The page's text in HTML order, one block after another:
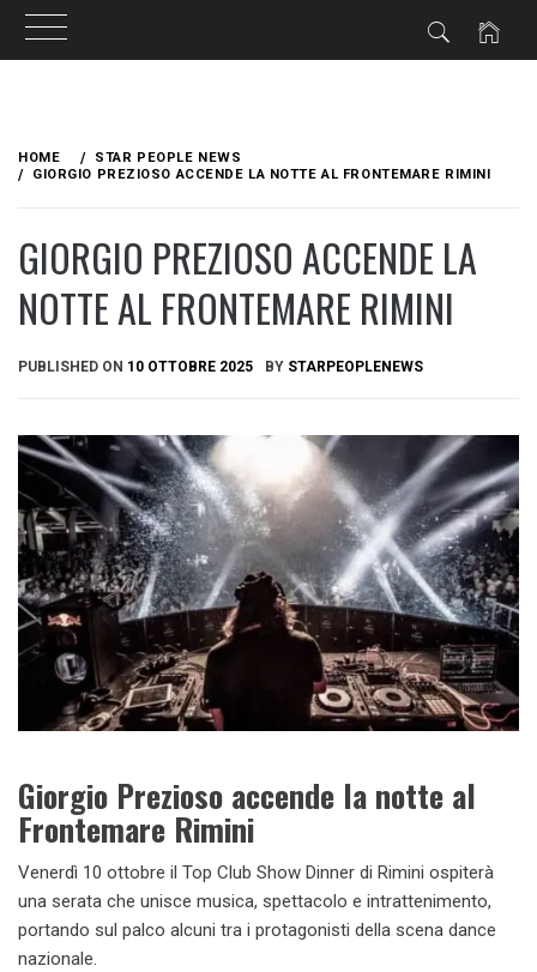
content
HOME
STAR PEOPLE NEWS
GIORGIO PREZIOSO ACCENDE LA NOTTE AL FRONTEMARE RIMINI
GIORGIO PREZIOSO ACCENDE LA
NOTTE AL FRONTEMARE RIMINI
PUBLISHED ON 10 OTTOBRE 2025 BY STARPEOPLENEWS
Giorgio Prezioso accende la notte al
Frontemare Rimini
Venerdì 10 ottobre il Top Club Show Dinner di Rimini ospiterà
una serata che unisce musica, spettacolo e intrattenimento,
portando sul palco alcuni tra i protagonisti della scena dance
nazionale.